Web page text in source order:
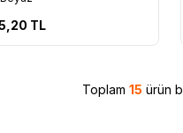
TL
Toplam 15 ürün